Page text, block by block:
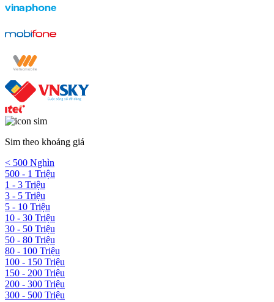
Sim theo khoảng giá
< 500 Nghìn
500 - 1 Triệu
1 - 3 Triệu
3 - 5 Triệu
5 - 10 Triệu
10 - 30 Triệu
30 - 50 Triệu
50 - 80 Triệu
80 - 100 Triệu
100 - 150 Triệu
150 - 200 Triệu
200 - 300 Triệu
300 - 500 Triệu